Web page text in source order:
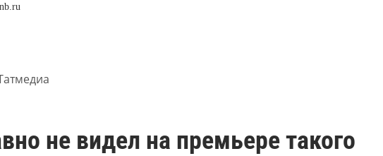
не видел на премьере такого